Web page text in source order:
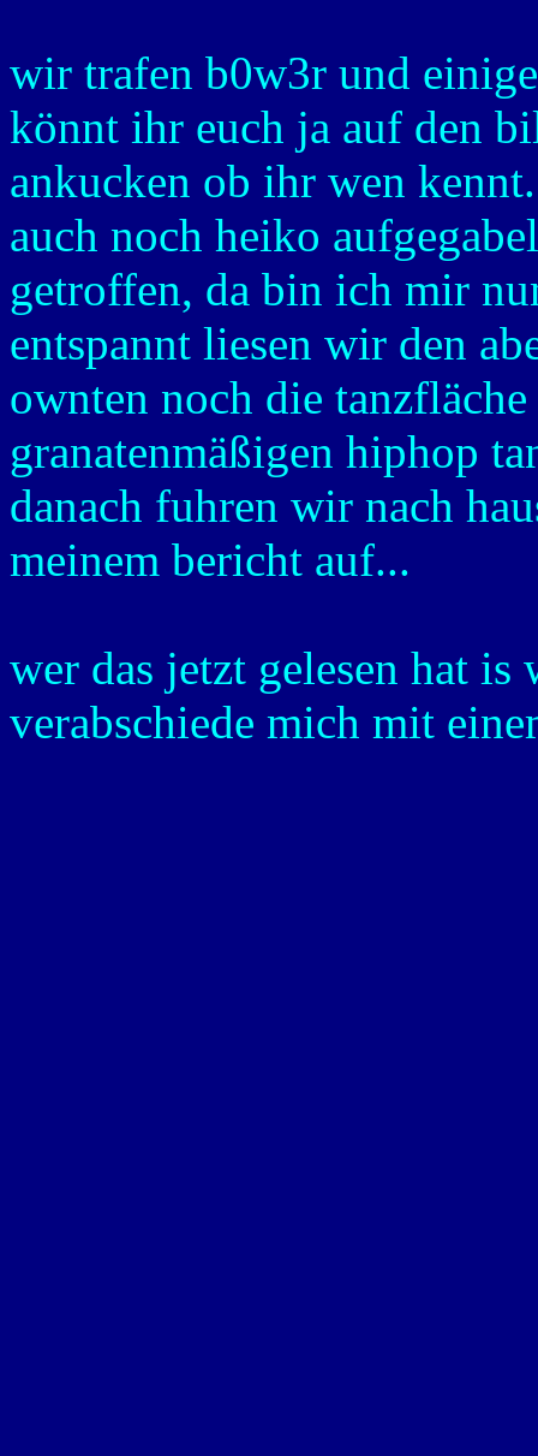
wir trafen b0w3r und
könnt ihr euch ja auf den
ankucken ob ihr wen
auch noch heiko
getroffen, da bin ich mir
entspannt liesen wir den
ownten noch die
granatenmäßigen hiphop
danach fuhren wir nach
meinem bericht auf...
wer das jetzt gelesen hat
verabschiede mich mit